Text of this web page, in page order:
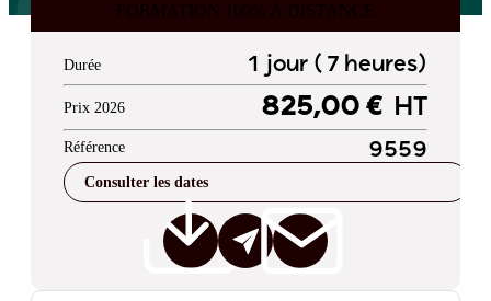
FORMATION 100% À DISTANCE
Durée 1 jour ( 7 heures)
Prix 2026 825,00 € HT
Référence 9559
Consulter les dates